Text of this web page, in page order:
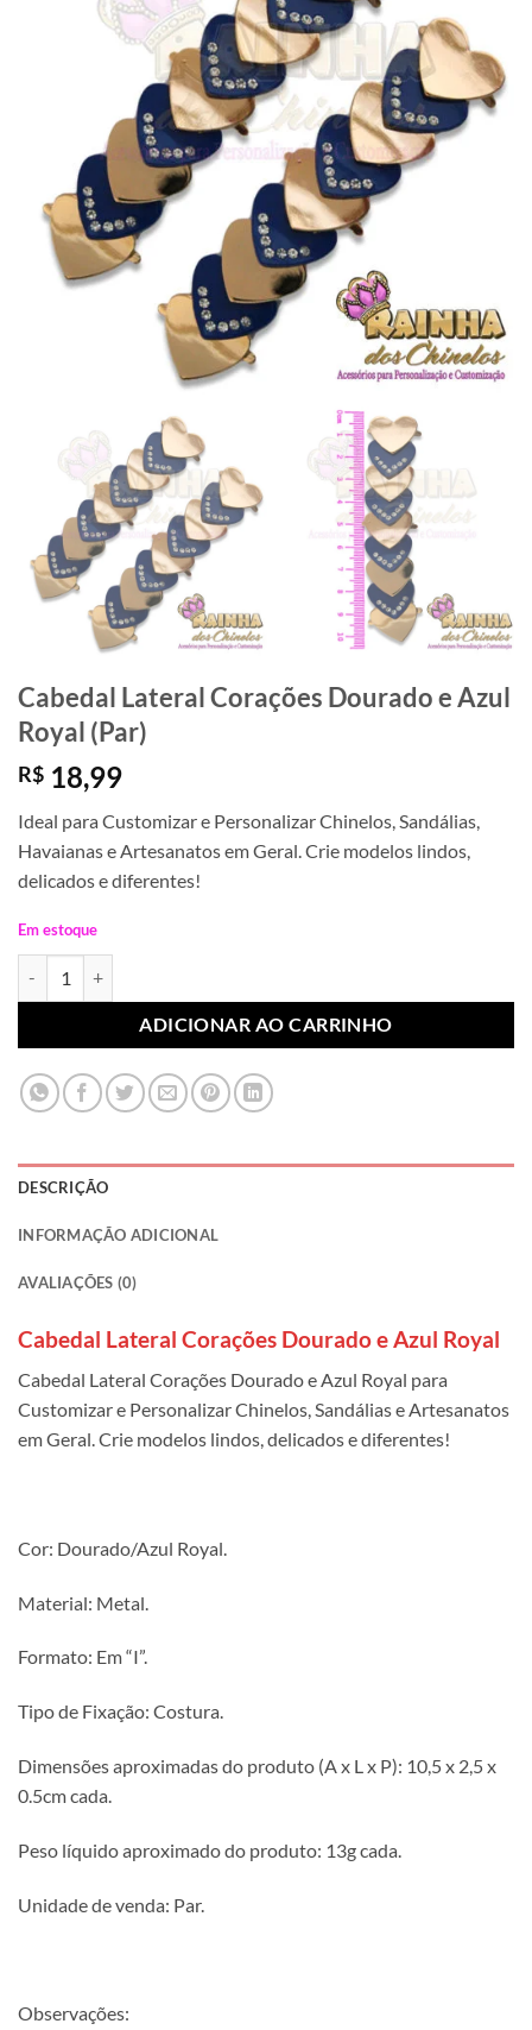
Cabedal Lateral Corações Dourado e Azul
Royal (Par)
R$ 18,99
Ideal para Customizar e Personalizar Chinelos, Sandálias,
Havaianas e Artesanatos em Geral. Crie modelos lindos,
delicados e diferentes!
Em estoque
ADICIONAR AO CARRINHO
DESCRIÇÃO
INFORMAÇÃO ADICIONAL
AVALIAÇÕES (0)
Cabedal Lateral Corações Dourado e Azul Royal
Cabedal Lateral Corações Dourado e Azul Royal para
Customizar e Personalizar Chinelos, Sandálias e Artesanatos
em Geral. Crie modelos lindos, delicados e diferentes!
Cor: Dourado/Azul Royal.
Material: Metal.
Formato: Em “I”.
Tipo de Fixação: Costura.
Dimensões aproximadas do produto (A x L x P): 10,5 x 2,5 x
0.5cm cada.
Peso líquido aproximado do produto: 13g cada.
Unidade de venda: Par.
Observações: